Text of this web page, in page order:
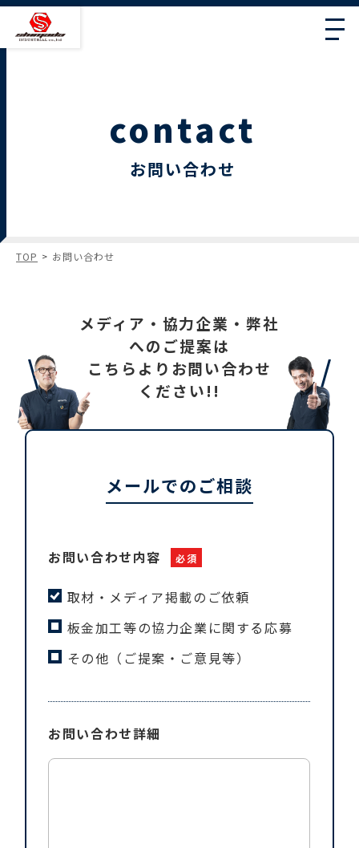
contact
お問い合わせ
TOP お問い合わせ
メディア・協力企業・弊社
へのご提案は
こちらよりお問い合わせ
ください!!
メールでのご相談
お問い合わせ内容 必須
取材・メディア掲載のご依頼
板金加工等の協力企業に関する応募
その他（ご提案・ご意見等）
お問い合わせ詳細